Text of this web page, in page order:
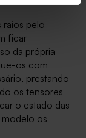
raios pelo
ficar
da própria
os com
prestando
os tensores
o estado das
modelo os